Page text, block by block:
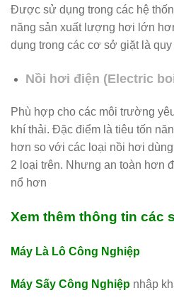
Được sử dụng trong các hệ
năng sản xuất lượng hơi lớn
dụng trong các cơ sở giặt là
Nồi hơi điện (Electric
Phù hợp cho các môi trường
khí thải. Đặc điểm là tiêu tốn
hơn so với các loại nồi hơi
2 loại trên. Nhưng an toàn hơn
nổ hơn
Xem thêm thông tin các
Máy Là Lô Công Nghiệp
Máy Sấy Công Nghiệp nhập